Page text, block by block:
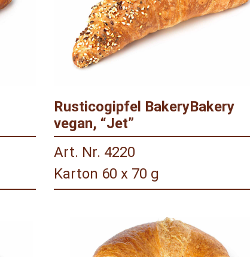
Rusticogipfel BakeryBakery
vegan, “Jet”
Art. Nr. 4220
Karton 60 x 70 g